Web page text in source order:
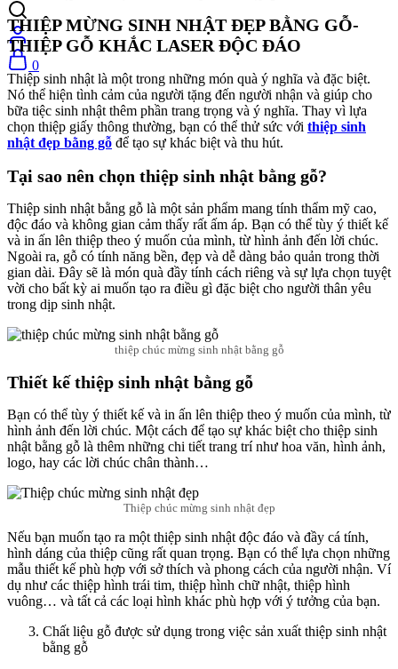
0
THIỆP MỪNG SINH NHẬT ĐẸP BẰNG GỖ-
THIỆP GỖ KHẮC LASER ĐỘC ĐÁO
Thiệp sinh nhật là một trong những món quà ý nghĩa và đặc biệt.
Nó thể hiện tình cảm của người tặng đến người nhận và giúp cho
bữa tiệc sinh nhật thêm phần trang trọng và ý nghĩa. Thay vì lựa
chọn thiệp giấy thông thường, bạn có thể thử sức với thiệp sinh
nhật đẹp bằng gỗ để tạo sự khác biệt và thu hút.
Tại sao nên chọn thiệp sinh nhật bằng gỗ?
Thiệp sinh nhật bằng gỗ là một sản phẩm mang tính thẩm mỹ cao,
độc đáo và không gian cảm thấy rất ấm áp. Bạn có thể tùy ý thiết kế
và in ấn lên thiệp theo ý muốn của mình, từ hình ảnh đến lời chúc.
Ngoài ra, gỗ có tính năng bền, đẹp và dễ dàng bảo quản trong thời
gian dài. Đây sẽ là món quà đầy tính cách riêng và sự lựa chọn tuyệt
vời cho bất kỳ ai muốn tạo ra điều gì đặc biệt cho người thân yêu
trong dịp sinh nhật.
thiệp chúc mừng sinh nhật bằng gỗ
Thiết kế thiệp sinh nhật bằng gỗ
Bạn có thể tùy ý thiết kế và in ấn lên thiệp theo ý muốn của mình, từ
hình ảnh đến lời chúc. Một cách để tạo sự khác biệt cho thiệp sinh
nhật bằng gỗ là thêm những chi tiết trang trí như hoa văn, hình ảnh,
logo, hay các lời chúc chân thành…
Thiệp chúc mừng sinh nhật đẹp
Nếu bạn muốn tạo ra một thiệp sinh nhật độc đáo và đầy cá tính,
hình dáng của thiệp cũng rất quan trọng. Bạn có thể lựa chọn những
mẫu thiết kế phù hợp với sở thích và phong cách của người nhận. Ví
dụ như các thiệp hình trái tim, thiệp hình chữ nhật, thiệp hình
vuông… và tất cả các loại hình khác phù hợp với ý tưởng của bạn.
Chất liệu gỗ được sử dụng trong việc sản xuất thiệp sinh nhật
bằng gỗ